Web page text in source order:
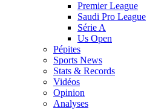
Premier League
Saudi Pro League
Série A
Us Open
Pépites
Sports News
Stats & Records
Vidéos
Opinion
Analyses